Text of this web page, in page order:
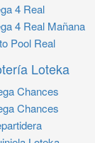
4 Real
4 Real Mañana
Pool Real
Loteka
Chances
Chances